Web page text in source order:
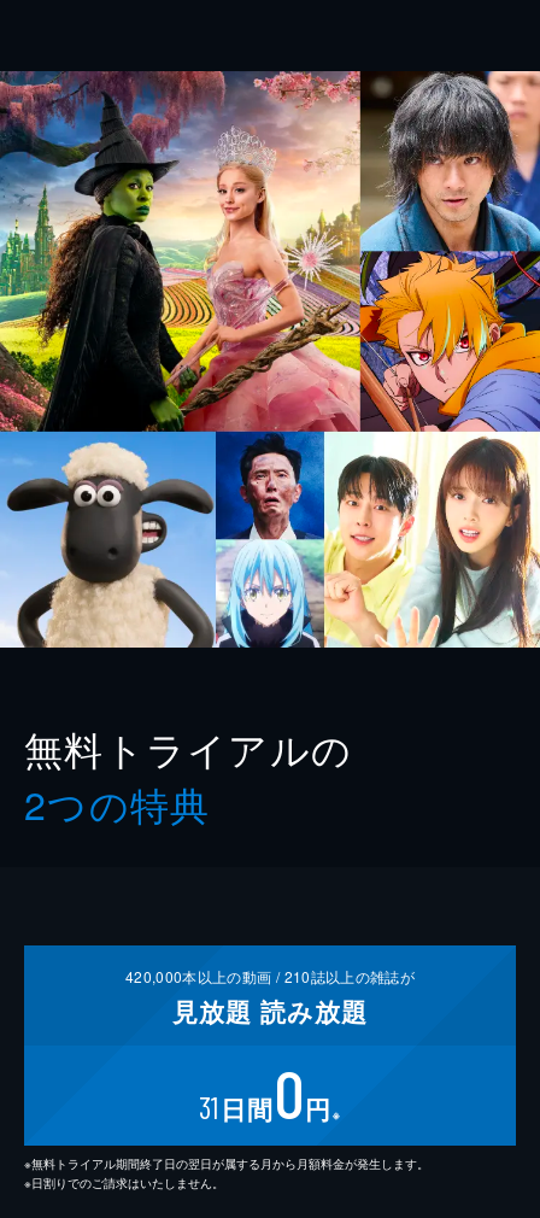
無料トライアルの
2つの特典
420,000本以上の動画 /210誌以上の雑誌が
見放題 読み放題
31 日間0円 ※
※無料トライアル期間終了日の翌日が属する月から月額料金が発生します。
※日割りでのご請求はいたしません。